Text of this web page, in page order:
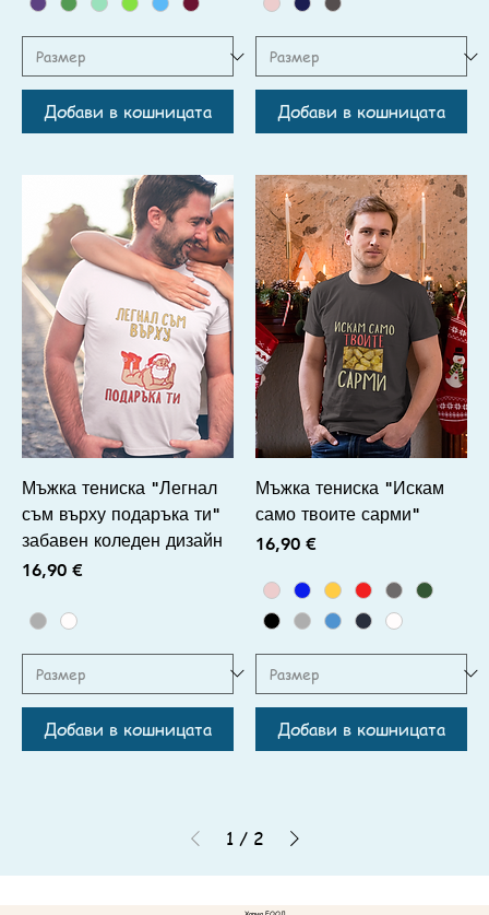
Добави в кошницата Добави в кошницата
Мъжка тениска "Легнал
съм върху подаръка ти"
забавен коледен дизайн
Цена
16,90 €
Добави в кошницата
Мъжка тениска "Искам
само твоите сарми"
Цена
16,90 €
Добави в кошницата
1 / 2